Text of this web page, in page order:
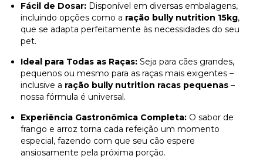
Fácil de Dosar: Disponível em diversas embalagens,
incluindo opções como a ração bully nutrition 15kg,
que se adapta perfeitamente às necessidades do seu
pet.
Ideal para Todas as Raças: Seja para cães grandes,
pequenos ou mesmo para as raças mais exigentes –
inclusive a ração bully nutrition racas pequenas –
nossa fórmula é universal.
Experiência Gastronômica Completa: O sabor de
frango e arroz torna cada refeição um momento
especial, fazendo com que seu cão espere
ansiosamente pela próxima porção.